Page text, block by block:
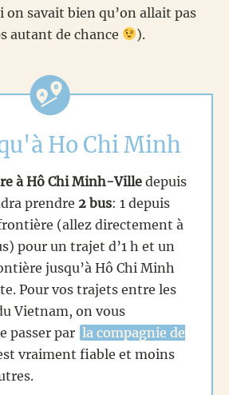
on savait bien qu’on allait pas
autant de chance
).
Ho Chi Minh
à Hô Chi Minh-Ville depuis
prendre 2 bus: 1 depuis
(allez directement à
pour un trajet d’1 h et un
jusqu’à Hô Chi Minh
Pour vos trajets entre les
Vietnam, on vous
passer par la compagnie de
vraiment fiable et moins